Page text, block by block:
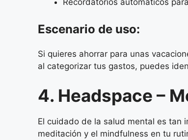
Escenario de uso:
Si quieres ahorrar para unas
al categorizar tus gastos, puedes
4. Headspace –
El cuidado de la salud mental es tan
meditación y el mindfulness en tu